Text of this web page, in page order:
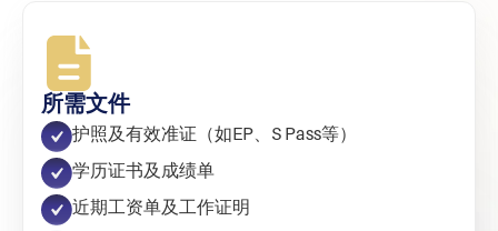
所需文件
护照及有效准证（如EP、S Pass等）
学历证书及成绩单
近期工资单及工作证明